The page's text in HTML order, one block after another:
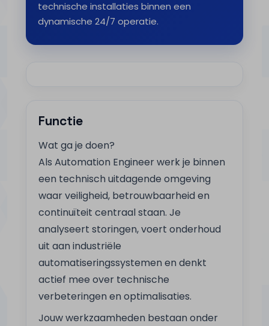
technische installaties binnen een
dynamische 24/7 operatie.
Functie
Wat ga je doen?
Als Automation Engineer werk je binnen
een technisch uitdagende omgeving
waar veiligheid, betrouwbaarheid en
continuïteit centraal staan. Je
analyseert storingen, voert onderhoud
uit aan industriële
automatiseringssystemen en denkt
actief mee over technische
verbeteringen en optimalisaties.
Jouw werkzaamheden bestaan onder